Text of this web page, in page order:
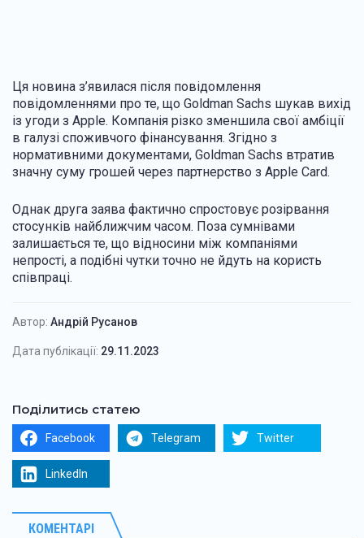
Ця новина з’явилася після повідомлення
повідомленнями про те, що Goldman Sachs шукав вихід
із угоди з Apple. Компанія різко зменшила свої амбіції
в галузі споживчого фінансування. Згідно з
нормативними документами, Goldman Sachs втратив
значну суму грошей через партнерство з Apple Card.
Однак друга заява фактично спростовує розірвання
стосунків найближчим часом. Поза сумнівами
залишається те, що відносини між компаніями
непрості, а подібні чутки точно не йдуть на користь
співпраці.
Автор: Андрій Русанов
Дата публікації: 29.11.2023
Поділитись статею
Facebook Telegram Twitter
LinkedIn
КОМЕНТАРІ